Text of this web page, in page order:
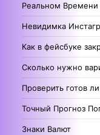
Реальном Времени
Невидимка
Как в фейсбуке
Сколько нужно
Проверить готов
Точный Прогноз
Знаки Валют